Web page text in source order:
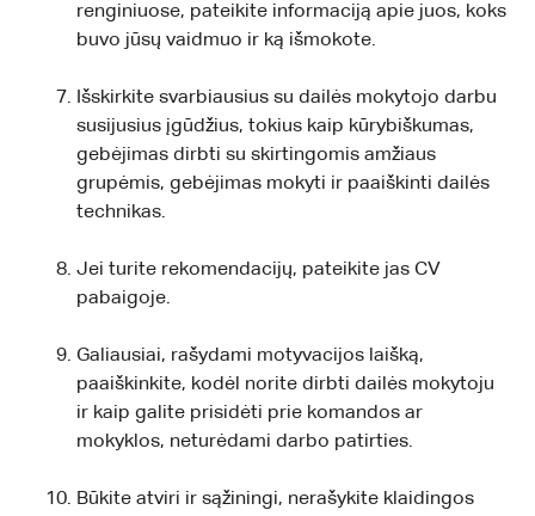
renginiuose, pateikite informaciją apie juos, koks
buvo jūsų vaidmuo ir ką išmokote.
Išskirkite svarbiausius su dailės mokytojo darbu
susijusius įgūdžius, tokius kaip kūrybiškumas,
gebėjimas dirbti su skirtingomis amžiaus
grupėmis, gebėjimas mokyti ir paaiškinti dailės
technikas.
Jei turite rekomendacijų, pateikite jas CV
pabaigoje.
Galiausiai, rašydami motyvacijos laišką,
paaiškinkite, kodėl norite dirbti dailės mokytoju
ir kaip galite prisidėti prie komandos ar
mokyklos, neturėdami darbo patirties.
Būkite atviri ir sąžiningi, nerašykite klaidingos